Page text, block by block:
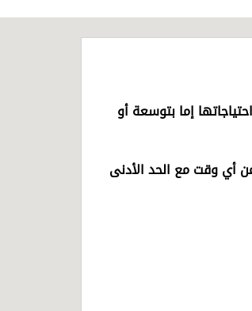
إما بتوسعة أو
أي وقت مع الحد الأدنى